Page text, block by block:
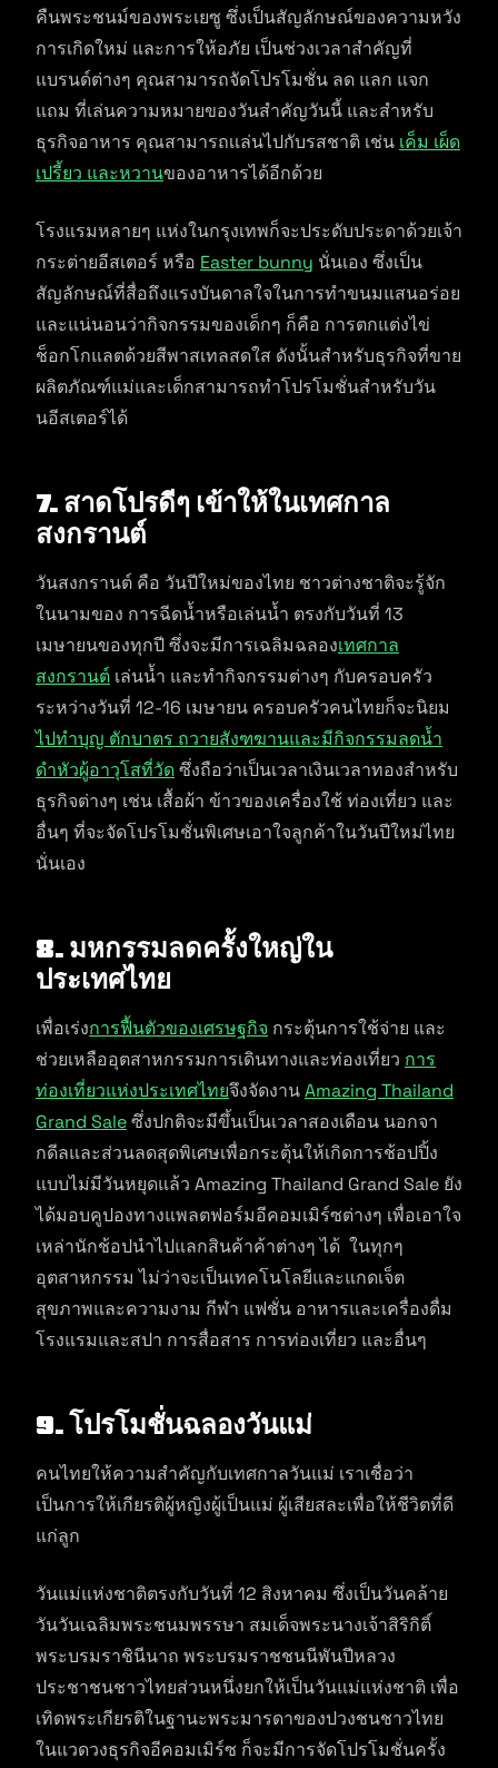
คืนพระชนม์ของพระเยซู ซึ่งเป็นสัญลักษณ์ของความหวัง
การเกิดใหม่ และการให้อภัย เป็นช่วงเวลาสำคัญที่
แบรนด์ต่างๆ คุณสามารถจัดโปรโมชั่น ลด แลก แจก
แถม ที่เล่นความหมายของวันสำคัญวันนี้ และสำหรับ
ธุรกิจอาหาร คุณสามารถเเล่นไปกับรสชาติ เช่น เค็ม เผ็ด
เปรี้ยว และหวานของอาหารได้อีกด้วย
โรงแรมหลายๆ แห่งในกรุงเทพก็จะประดับประดาด้วยเจ้า
กระต่ายอีสเตอร์ หรือ Easter bunny นั่นเอง ซึ่งเป็น
สัญลักษณ์ที่สื่อถึงแรงบันดาลใจในการทำขนมแสนอร่อย
และแน่นอนว่ากิจกรรมของเด็กๆ ก็คือ การตกแต่งไข่
ช็อกโกแลตด้วยสีพาสเทลสดใส ดังนั้นสำหรับธุรกิจที่ขาย
ผลิตภัณฑ์แม่และเด็กสามารถทำโปรโมชั่นสำหรับวัน
นอีสเตอร์ได้
7. สาดโปรดีๆ เข้าให้ในเทศกาล
สงกรานต์
วันสงกรานต์ คือ วันปีใหม่ของไทย ชาวต่างชาติจะรู้จัก
ในนามของ การฉีดน้ำหรือเล่นน้ำ ตรงกับวันที่ 13
เมษายนของทุกปี ซึ่งจะมีการเฉลิมฉลองเทศกาล
สงกรานต์ เล่นน้ำ และทำกิจกรรมต่างๆ กับครอบครัว
ระหว่างวันที่ 12-16 เมษายน ครอบครัวคนไทยก็จะนิยม
ไปทำบุญ ตักบาตร ถวายสังฑฆานและมีกิจกรรมลดน้ำ
ดำหัวผู้อาวุโสที่วัดซึ่งถือว่าเป็นเวลาเงินเวลาทองสำหรับ
ธุรกิจต่างๆ เช่น เสื้อผ้า ข้าวของเครื่องใช้ ท่องเที่ยว และ
อื่นๆ ที่จะจัดโปรโมชั่นพิเศษเอาใจลูกค้าในวันปีใหม่ไทย
นั่นเอง
8. มหกรรมลดครั้งใหญ่ใน
ประเทศไทย
เพื่อเร่งการฟื้นตัวของเศรษฐกิจ กระตุ้นการใช้จ่าย และ
ช่วยเหลืออุตสาหกรรมการเดินทางและท่องเที่ยว การ
ท่องเที่ยวแห่งประเทศไทยจึงจัดงานAmazing Thailand
Grand Saleซึ่งปกติจะมีขึ้นเป็นเวลาสองเดือน นอกจา
กดีลและส่วนลดสุดพิเศษเพื่อกระตุ้นให้เกิดการช้อปปิ้ง
แบบไม่มีวันหยุดแล้ว Amazing Thailand Grand Sale ยัง
ได้มอบคูปองทางแพลตฟอร์มอีคอมเมิร์ซต่างๆ เพื่อเอาใจ
เหล่านักช้อปนำไปแลกสินค้าค้าต่างๆ ได้ ในทุกๆ
อุตสาหกรรม ไม่ว่าจะเป็นเทคโนโลยีและแกดเจ็ต
สุขภาพและความงาม กีฬา แฟชั่น อาหารและเครื่องดื่ม
โรงแรมและสปา การสื่อสาร การท่องเที่ยว และอื่นๆ
9. โปรโมชั่นฉลองวันแม่
คนไทยให้ความสำคัญกับเทศกาลวันแม่ เราเชื่อว่า
เป็นการให้เกียรติผู้หญิงผู้เป็นแม่ ผู้เสียสละเพื่อให้ชีวิตที่ดี
แก่ลูก
วันแม่แห่งชาติตรงกับวันที่ 12 สิงหาคม ซึ่งเป็นวันคล้าย
วันวันเฉลิมพระชนมพรรษา สมเด็จพระนางเจ้าสิริกิติ์
พระบรมราชินีนาถ พระบรมราชชนนีพันปีหลวง
ประชาชนชาวไทยส่วนหนึ่งยกให้เป็นวันแม่แห่งชาติ เพื่อ
เทิดพระเกียรติในฐานะพระมารดาของปวงชนชาวไทย
ในแวดวงธุรกิจอีคอมเมิร์ซ ก็จะมีการจัดโปรโมชั่นครั้ง